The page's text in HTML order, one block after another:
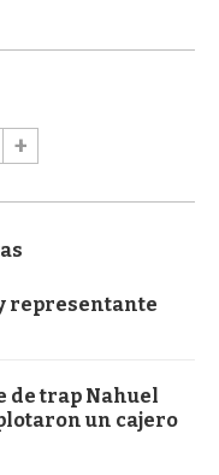
representante
de trap Nahuel
un cajero